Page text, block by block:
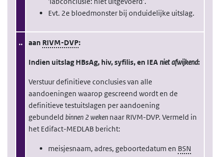
Evt. 2e bloedmonster bij onduidelijke uitslag.
.. aan RIVM-DVP:
Indien uitslag HBsAg, hiv, syfilis, en IEAniet afwijkend:
Verstuur definitieve conclusies van alle
aandoeningen waarop gescreend wordt en de
definitieve testuitslagen per aandoening
gebundeld binnen 2 wekennaar RIVM-DVP. Vermeld in
het Edifact-MEDLAB bericht:
meisjesnaam, adres, geboortedatum en BSN